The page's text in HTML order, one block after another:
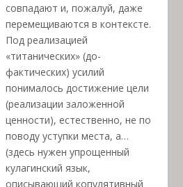
совпадают и, пожалуй, даже
перемещиваются в контексте.
Под реализацией
«титанических» (до-
фактических) усилий
понималось достижение цели
(реализации заложенной
ценности), естественно, не по
поводу уступки места, а…
(здесь нужен упрощенный
кулагинский язык,
описывающий копулятивный